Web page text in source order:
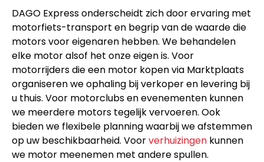
DAGO Express onderscheidt zich door ervaring met
motorfiets-transport en begrip van de waarde die
motors voor eigenaren hebben. We behandelen
elke motor alsof het onze eigen is. Voor
motorrijders die een motor kopen via Marktplaats
organiseren we ophaling bij verkoper en levering bij
u thuis. Voor motorclubs en evenementen kunnen
we meerdere motors tegelijk vervoeren. Ook
bieden we flexibele planning waarbij we afstemmen
op uw beschikbaarheid. Voorverhuizingen kunnen
we motor meenemen met andere spullen.